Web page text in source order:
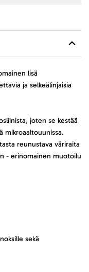
lisä
ja selkeälinjaisia
joten se kestää
mikroaaltouunissa.
reunustava väriraita
- erinomainen muotoilu
sekä